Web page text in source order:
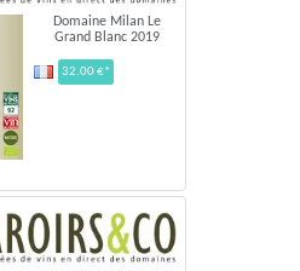
Domaine Milan Le
Grand Blanc 2019
32.00 €*